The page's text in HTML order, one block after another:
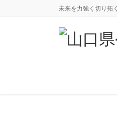
未来を力強く切り拓